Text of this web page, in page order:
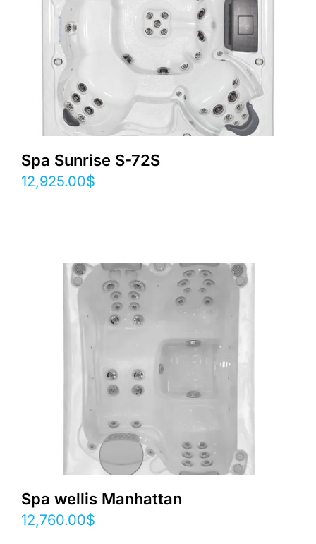
Spa Sunrise S-72S
12,925.00$
Spa wellis Manhattan
12,760.00$